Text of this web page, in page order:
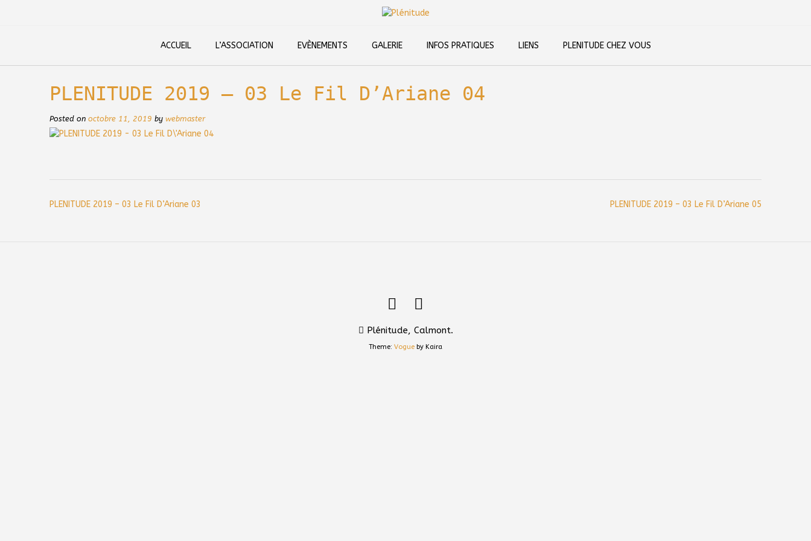
ACCUEIL
L’ASSOCIATION EVÈNEMENTS GALERIE INFOS PRATIQUES LIENS PLENITUDE CHEZ VOUS
PLENITUDE 2019 – 03 Le Fil D’Ariane 04
Posted on octobre 11, 2019 by webmaster
Post
PLENITUDE 2019 – 03 Le Fil D’Ariane 03 PLENITUDE 2019 – 03 Le Fil D’Ariane 05
Plénitude, Calmont.
Theme: Vogue by Kaira